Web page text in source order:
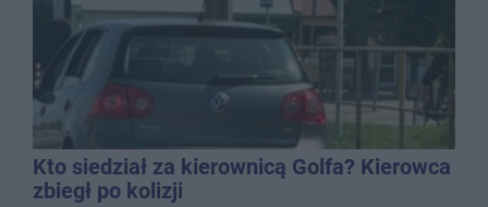
Kto siedział za kierownicą Golfa? Kierowca
zbiegł po kolizji